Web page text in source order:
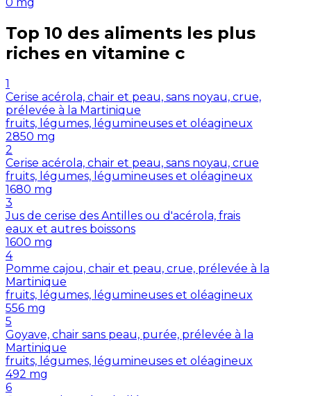
0 mg
Top 10 des aliments les plus
riches en vitamine c
1
Cerise acérola, chair et peau, sans noyau, crue,
prélevée à la Martinique
fruits, légumes, légumineuses et oléagineux
2850 mg
2
Cerise acérola, chair et peau, sans noyau, crue
fruits, légumes, légumineuses et oléagineux
1680 mg
3
Jus de cerise des Antilles ou d'acérola, frais
eaux et autres boissons
1600 mg
4
Pomme cajou, chair et peau, crue, prélevée à la
Martinique
fruits, légumes, légumineuses et oléagineux
556 mg
5
Goyave, chair sans peau, purée, prélevée à la
Martinique
fruits, légumes, légumineuses et oléagineux
492 mg
6